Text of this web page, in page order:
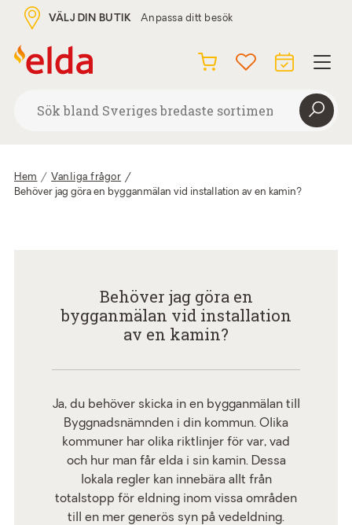
VÄLJ DIN BUTIK Anpassa ditt besök
Hem Vanliga frågor /
Behöver jag göra en bygganmälan vid installation av en kamin?
Behöver jag göra en
bygganmälan vid installation
av en kamin?
Ja, du behöver skicka in en bygganmälan till
Byggnadsnämnden i din kommun. Olika
kommuner har olika riktlinjer för var, vad
och hur man får elda i sin kamin. Dessa
lokala regler kan innebära allt från
totalstopp för eldning inom vissa områden
till en mer generös syn på vedeldning.